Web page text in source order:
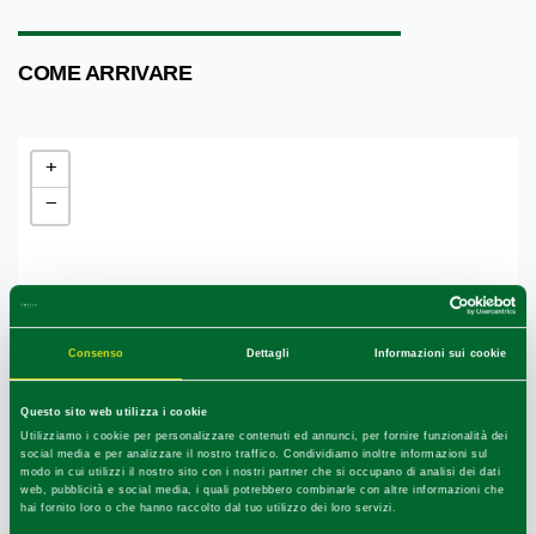
Consenso Dettagli Informazioni sui cookie
Questo sito web utilizza i cookie
Utilizziamo i cookie per personalizzare contenuti ed annunci, per fornire funzionalità dei
social media e per analizzare il nostro traffico. Condividiamo inoltre informazioni sul
modo in cui utilizzi il nostro sito con i nostri partner che si occupano di analisi dei dati
web, pubblicità e social media, i quali potrebbero combinarle con altre informazioni che
hai fornito loro o che hanno raccolto dal tuo utilizzo dei loro servizi.
COME ARRIVARE
+
−